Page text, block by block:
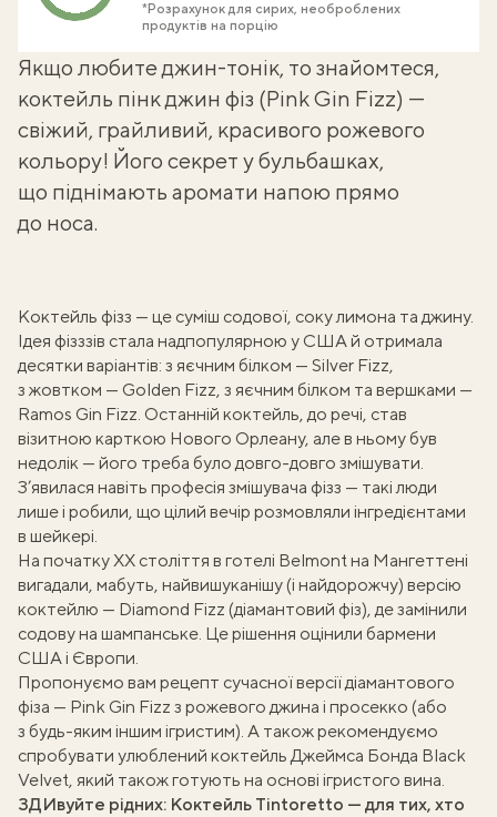
*Розрахунок для сирих, необроблених
продуктів на порцію
Якщо любитеджин-тонік, то знайомтеся,
коктейль пінк джин фіз (Pink Gin Fizz) —
свіжий, грайливий, красивого рожевого
кольору! Його секрет у бульбашках,
що піднімають аромати напою прямо
до носа.
Коктейль фізз — це суміш содової, соку лимона та джину.
Ідея фізззів стала надпопулярною у США й отримала
десятки варіантів: з яєчним білком — Silver Fizz,
з жовтком — Golden Fizz, з яєчним білком та вершками —
Ramos Gin Fizz. Останній коктейль, до речі, став
візитною карткою Нового Орлеану, але в ньому був
недолік — його треба булодовго-довго змішувати.
З’явилася навіть професія змішувача фізз — такі люди
лише і робили, що цілий вечір розмовляли інгредієнтами
в шейкері.
На початку XX століття в готелі Belmont на Мангеттені
вигадали, мабуть, найвишуканішу (і найдорожчу) версію
коктейлю — Diamond Fizz (діамантовий фіз), де замінили
содову на шампанське. Це рішення оцінили бармени
США і Європи.
Пропонуємо вам рецепт сучасної версії діамантового
фіза — Pink Gin Fizz з рожевого джина і просекко (або
з будь-яким іншим ігристим). А також рекомендуємо
спробувати улюблений коктейль Джеймса Бонда Black
Velvet, який також готують на основі ігристого вина.
ЗДИвуйте рідних: Коктейль Tintoretto — для тих, хто